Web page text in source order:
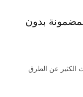
بدون
الكثير عن الطرق